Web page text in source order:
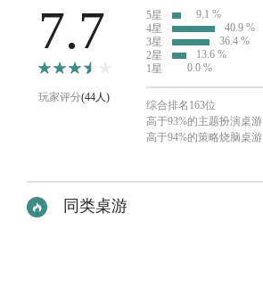
7.7
玩家评分(44人)
5星
9.1 %
4星
40.9 %
3星
36.4 %
2星
13.6 %
1星
0.0 %
综合排名163位
高于93%的主题扮演桌游
高于94%的策略烧脑桌游
同类桌游